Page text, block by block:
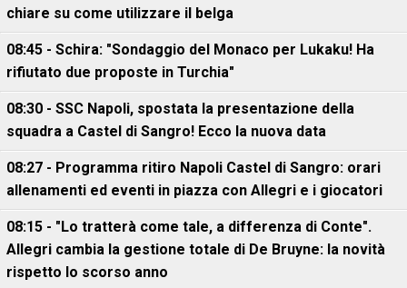
chiare su come utilizzare il belga
08:45 - Schira: "Sondaggio del Monaco per Lukaku! Ha
rifiutato due proposte in Turchia"
08:30 - SSC Napoli, spostata la presentazione della
squadra a Castel di Sangro! Ecco la nuova data
08:27 - Programma ritiro Napoli Castel di Sangro: orari
allenamenti ed eventi in piazza con Allegri e i giocatori
08:15 - "Lo tratterà come tale, a differenza di Conte".
Allegri cambia la gestione totale di De Bruyne: la novità
rispetto lo scorso anno